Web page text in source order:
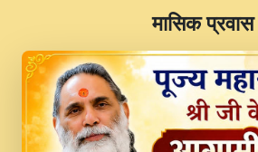
JINU SATGURU AAP
Pawan ji 20-11-19 Sankirtan
PRABHU KUTEER
Kina Sohna Tera Bhawan
Vaishno Devi Aarti Mata Rani
​मासिक प्रवास